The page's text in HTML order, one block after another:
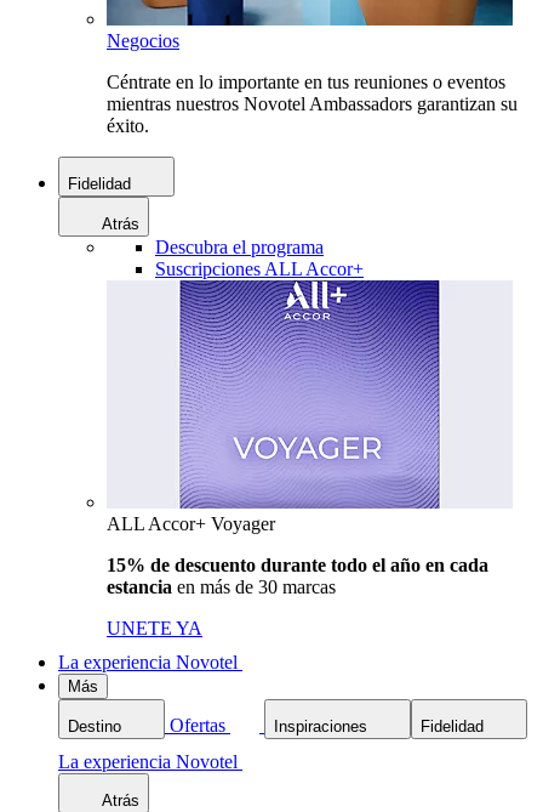
Negocios
Céntrate en lo importante en tus reuniones o eventos
mientras nuestros Novotel Ambassadors garantizan su
éxito.
Fidelidad
Atrás
Descubra el programa
Suscripciones ALL Accor+
ALL Accor+ Voyager
15% de descuento durante todo el año en cada
estancia en más de 30 marcas
UNETE YA
La experiencia Novotel
Más
Destino Ofertas Inspiraciones Fidelidad
La experiencia Novotel
Atrás